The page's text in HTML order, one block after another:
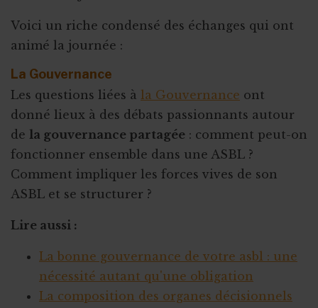
Voici un riche condensé des échanges qui ont
animé la journée :
La Gouvernance
Les questions liées à la Gouvernance ont
donné lieux à des débats passionnants autour
de la gouvernance partagée : comment peut-on
fonctionner ensemble dans une ASBL ?
Comment impliquer les forces vives de son
ASBL et se structurer ?
Lire aussi :
La bonne gouvernance de votre asbl : une
nécessité autant qu'une obligation
La composition des organes décisionnels